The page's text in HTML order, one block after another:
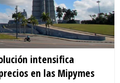
intensifica
en las Mipymes